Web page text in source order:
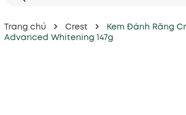
Trang chủ Crest
Kem Đánh Răng
Advanced Whitening 147g